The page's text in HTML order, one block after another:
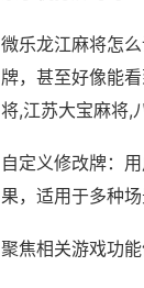
微乐龙江麻将怎
牌，甚至好像能
将,江苏大宝麻将,
自定义修改牌：
果，适用于多种
聚焦相关游戏功能